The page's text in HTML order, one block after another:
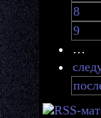
8
9
…